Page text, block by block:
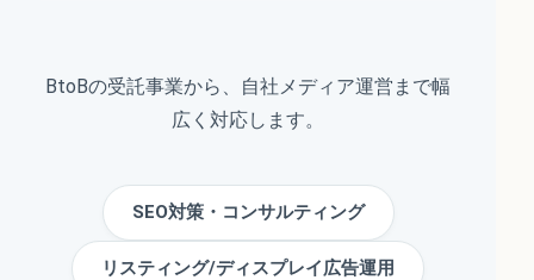
BtoBの受託事業から、自社メディア運営まで幅
広く対応します。
SEO対策・コンサルティング
リスティング/ディスプレイ広告運用